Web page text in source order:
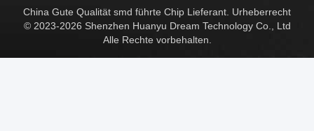
China Gute Qualität smd führte Chip Lieferant. Urheberrecht
© 2023-2026 Shenzhen Huanyu Dream Technology Co., Ltd
Alle Rechte vorbehalten.